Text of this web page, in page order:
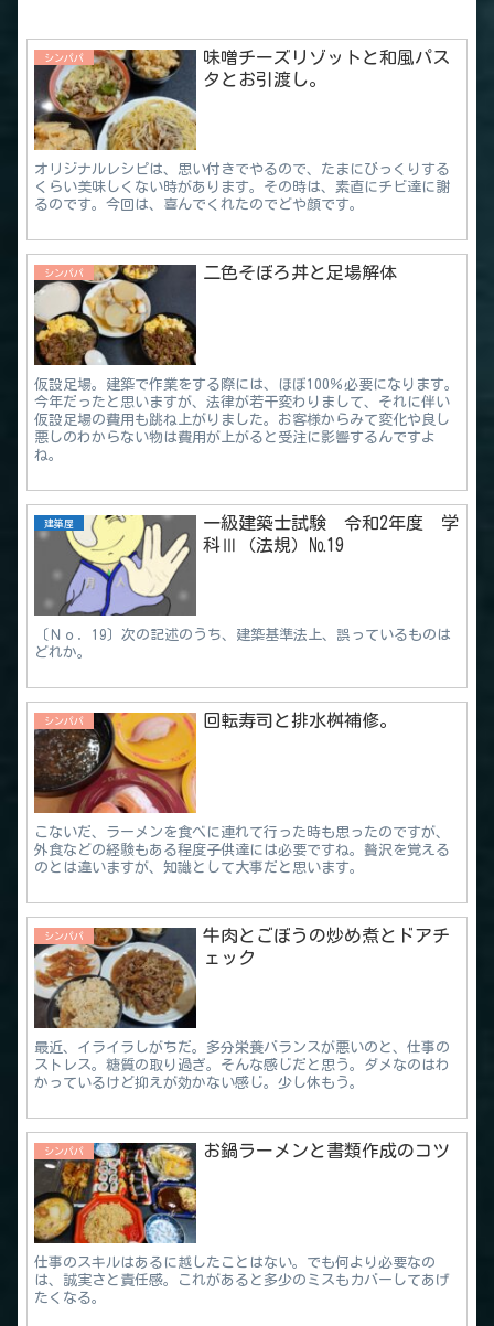
シンパパ
味噌チーズリゾットと和風パス
タとお引渡し。
オリジナルレシピは、思い付きでやるので、たまにびっくりする
くらい美味しくない時があります。その時は、素直にチビ達に謝
るのです。今回は、喜んでくれたのでどや顔です。
シンパパ 二色そぼろ丼と足場解体
仮設足場。建築で作業をする際には、ほぼ100％必要になります。
今年だったと思いますが、法律が若干変わりまして、それに伴い
仮設足場の費用も跳ね上がりました。お客様からみて変化や良し
悪しのわからない物は費用が上がると受注に影響するんですよ
ね。
建築屋
一級建築士試験 令和2年度 学
科Ⅲ（法規）№19
〔Ｎｏ．19〕次の記述のうち、建築基準法上、誤っているものは
どれか。
シンパパ 回転寿司と排水桝補修。
こないだ、ラーメンを食べに連れて行った時も思ったのですが、
外食などの経験もある程度子供達には必要ですね。贅沢を覚える
のとは違いますが、知識として大事だと思います。
シンパパ
牛肉とごぼうの炒め煮とドアチ
ェック
最近、イライラしがちだ。多分栄養バランスが悪いのと、仕事の
ストレス。糖質の取り過ぎ。そんな感じだと思う。ダメなのはわ
かっているけど抑えが効かない感じ。少し休もう。
シンパパ お鍋ラーメンと書類作成のコツ
仕事のスキルはあるに越したことはない。でも何より必要なの
は、誠実さと責任感。これがあると多少のミスもカバーしてあげ
たくなる。